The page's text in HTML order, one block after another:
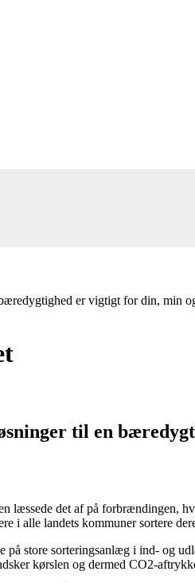
er vigtigt for din, min
til en
læssede det af på forbrændingen,
i alle landets kommuner sortere
store sorteringsanlæg i ind- og
kørslen og dermed CO2-